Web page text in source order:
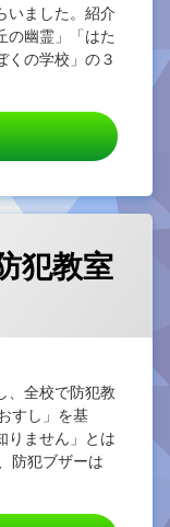
いました。紹介
の幽霊」「はた
くの学校」の３
年 国語科「本は友達」
犯教室
、全校で防犯教
すし」を基
りません」とは
防犯ブザーは